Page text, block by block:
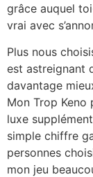
grâce auquel
vrai avec
Plus nous
est astreignant
davantage
Mon Trop
luxe
simple chiffre
personnes
mon jeu